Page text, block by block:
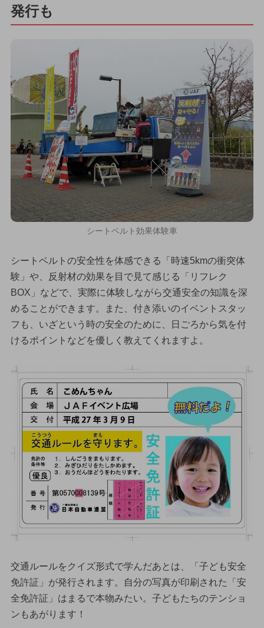
発行も
シートベルト効果体験車
シートベルトの安全性を体感できる「時速5kmの衝突体
験」や、反射材の効果を目で見て感じる「リフレク
BOX」などで、実際に体験しながら交通安全の知識を深
めることができます。また、付き添いのイベントスタッ
フも、いざという時の安全のために、日ごろから気を付
けるポイントなどを優しく教えてくれますよ。
交通ルールをクイズ形式で学んだあとは、「子ども安全
免許証」が発行されます。自分の写真が印刷された「安
全免許証」はまるで本物みたい。子どもたちのテンショ
ンもあがります！